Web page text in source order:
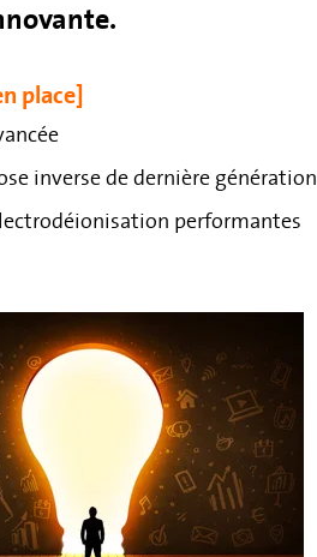
place]
inverse de dernière génération
performantes